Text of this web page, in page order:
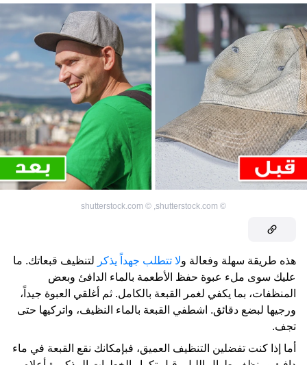
©
shutterstock.com
,
©
shutterstock.com
هذه طريقة سهلة وفعالة ولا تتطلب جهداً يذكر لتنظيف قبعاتك. ما
عليك سوى ملء عبوة حفظ الأطعمة بالماء الدافئ وبعض
المنظفات، بما يكفي لغمر القبعة بالكامل. ثم أغلقي العبوة جيداً،
ورجيها لبضع دقائق. اشطفي القبعة بالماء النظيف، واتركيها حتى
تجف.
أما إذا كنت تفضلين التنظيف العميق، فبإمكانك نقع القبعة في ماء